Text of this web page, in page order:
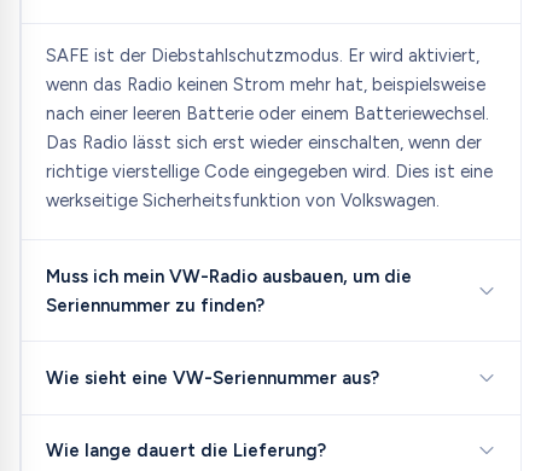
SAFE ist der Diebstahlschutzmodus. Er wird aktiviert,
wenn das Radio keinen Strom mehr hat, beispielsweise
nach einer leeren Batterie oder einem Batteriewechsel.
Das Radio lässt sich erst wieder einschalten, wenn der
richtige vierstellige Code eingegeben wird. Dies ist eine
werkseitige Sicherheitsfunktion von Volkswagen.
Muss ich mein VW-Radio ausbauen, um die
Seriennummer zu finden?
Wie sieht eine VW-Seriennummer aus?
Wie lange dauert die Lieferung?